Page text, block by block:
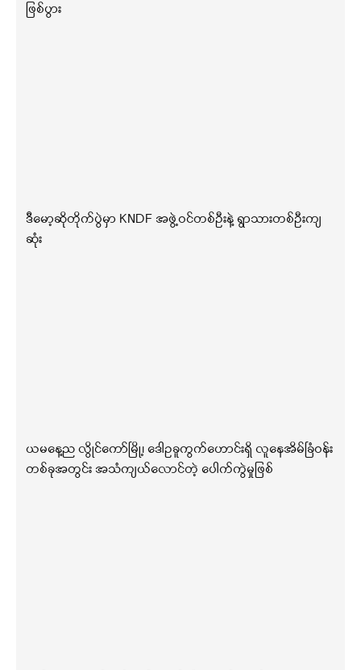
ဖြစ်ပွား
ဒီမော့ဆိုတိုက်ပွဲမှာ KNDF အဖွဲ့ဝင်တစ်ဦးနဲ့ ရွာသားတစ်ဦးကျ
ဆုံး
ယမနေ့ည လွိုင်ကော်မြို့၊ ဒေါဥခူကွက်ဟောင်းရှိ လူနေအိမ်ခြံဝန်း
တစ်ခုအတွင်း အသံကျယ်လောင်တဲ့ ပေါက်ကွဲမှုဖြစ်